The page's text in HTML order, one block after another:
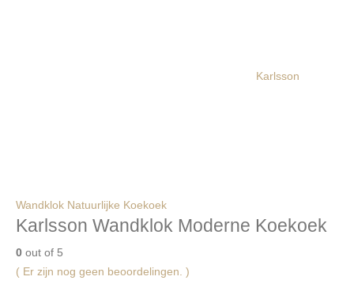
Karlsson
Wandklok Natuurlijke Koekoek
Karlsson Wandklok Moderne Koekoek
0 out of 5
( Er zijn nog geen beoordelingen. )